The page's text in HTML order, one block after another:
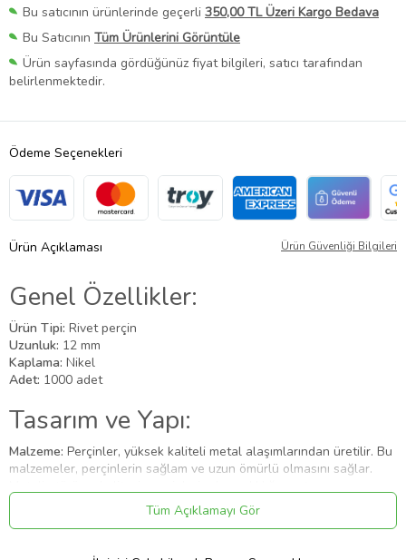
Bu satıcının ürünlerinde geçerli 350,00 TL Üzeri Kargo Bedava
Bu Satıcının Tüm Ürünlerini Görüntüle
Ürün sayfasında gördüğünüz fiyat bilgileri, satıcı tarafından
belirlenmektedir.
Ödeme Seçenekleri
Ürün Açıklaması Ürün Güvenliği Bilgileri
Genel Özellikler:
Ürün Tipi: Rivet perçin
Uzunluk: 12 mm
Kaplama: Nikel
Adet: 1000 adet
Tasarım ve Yapı:
Malzeme: Perçinler, yüksek kaliteli metal alaşımlarından üretilir. Bu
malzemeler, perçinlerin sağlam ve uzun ömürlü olmasını sağlar.
Nikel kaplama, perçinlere koruyucu bir tabaka ekler. Bu
kaplama, metal yüzeylerin korozyona karşı korunmasını sağlar ve
perçinlerin uzun süre dayanıklı olmasını sağlar.
Tüm Açıklamayı Gör